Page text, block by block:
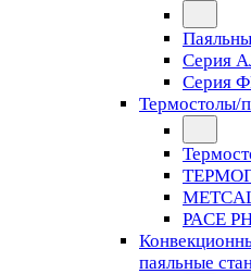
Серия
Серия
Термостолы/
PACE
паяльные